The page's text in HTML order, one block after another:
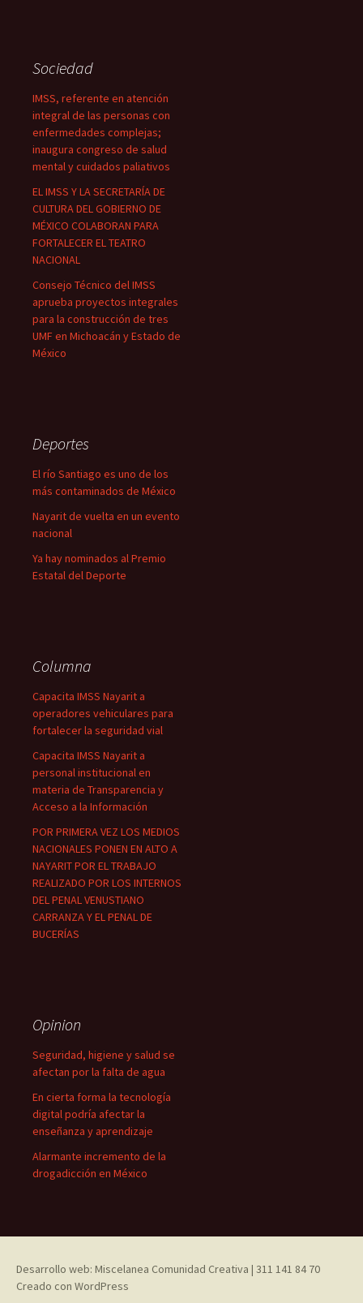
Sociedad
IMSS, referente en atención
integral de las personas con
enfermedades complejas;
inaugura congreso de salud
mental y cuidados paliativos
EL IMSS Y LA SECRETARÍA DE
CULTURA DEL GOBIERNO DE
MÉXICO COLABORAN PARA
FORTALECER EL TEATRO
NACIONAL
Consejo Técnico del IMSS
aprueba proyectos integrales
para la construcción de tres
UMF en Michoacán y Estado de
México
Deportes
El río Santiago es uno de los
más contaminados de México
Nayarit de vuelta en un evento
nacional
Ya hay nominados al Premio
Estatal del Deporte
Columna
Capacita IMSS Nayarit a
operadores vehiculares para
fortalecer la seguridad vial
Capacita IMSS Nayarit a
personal institucional en
materia de Transparencia y
Acceso a la Información
POR PRIMERA VEZ LOS MEDIOS
NACIONALES PONEN EN ALTO A
NAYARIT POR EL TRABAJO
REALIZADO POR LOS INTERNOS
DEL PENAL VENUSTIANO
CARRANZA Y EL PENAL DE
BUCERÍAS
Opinion
Seguridad, higiene y salud se
afectan por la falta de agua
En cierta forma la tecnología
digital podría afectar la
enseñanza y aprendizaje
Alarmante incremento de la
drogadicción en México
Desarrollo web: Miscelanea Comunidad Creativa | 311 141 84 70
Creado con WordPress